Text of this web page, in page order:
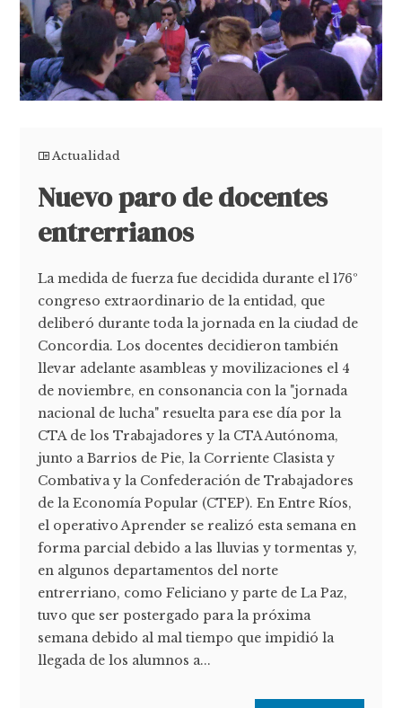
Actualidad
Nuevo paro de docentes
entrerrianos
La medida de fuerza fue decidida durante el 176º
congreso extraordinario de la entidad, que
deliberó durante toda la jornada en la ciudad de
Concordia. Los docentes decidieron también
llevar adelante asambleas y movilizaciones el 4
de noviembre, en consonancia con la "jornada
nacional de lucha" resuelta para ese día por la
CTA de los Trabajadores y la CTA Autónoma,
junto a Barrios de Pie, la Corriente Clasista y
Combativa y la Confederación de Trabajadores
de la Economía Popular (CTEP). En Entre Ríos,
el operativo Aprender se realizó esta semana en
forma parcial debido a las lluvias y tormentas y,
en algunos departamentos del norte
entrerriano, como Feliciano y parte de La Paz,
tuvo que ser postergado para la próxima
semana debido al mal tiempo que impidió la
llegada de los alumnos a...